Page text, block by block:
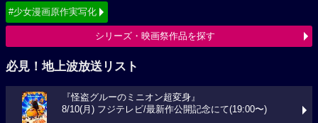
#少女漫画原作実写化
シリーズ・映画祭作品を探す
必見！地上波放送リスト
『怪盗グルーのミニオン超変身』
8/10(月) フジテレビ/最新作公開記念にて(19:00〜)